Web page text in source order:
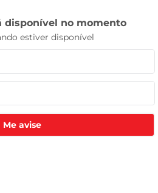
Me avise